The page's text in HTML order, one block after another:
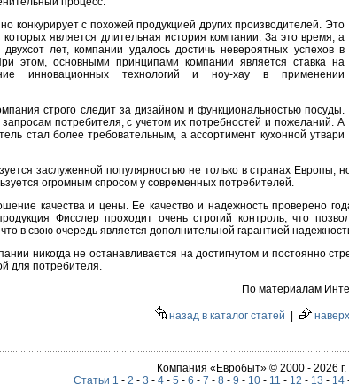
конкурирует с похожей продукцией других производителей. Это
является длительная история компании. За это время, а
лет, компании удалось достичь невероятных успехов в
этом, основными принципами компании является ставка на
инновационных технологий и ноу-хау в применении
строго следит за дизайном и функциональностью посуды.
потребителя, с учетом их потребностей и пожеланий. А
стал более требовательным, а ассортимент кухонной утвари
заслуженной популярностью не только в странах
огромным спросом у современных потребителей.
качества и цены. Ее качество и надежность проверено
Фисслер проходит очень строгий контроль, что
в свою очередь является дополнительной гарантией
никогда не останавливается на достигнутом и постоянно
для потребителя.
По материалам
назад в каталог статей наверх
Компания «Евробыт» © 2000 - 2026
Статьи 1 - 2 - 3 - 4- 5 - 6 - 7 - 8- 9 - 10- 11 - 12 - 13 - 14